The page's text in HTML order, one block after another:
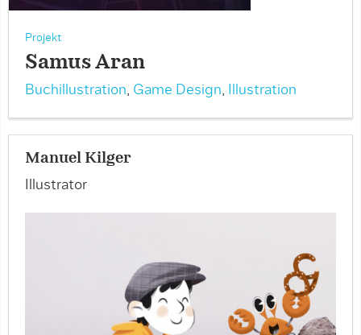
Projekt
Samus Aran
Buchillustration, Game Design, Illustration
Manuel Kilger
Illustrator